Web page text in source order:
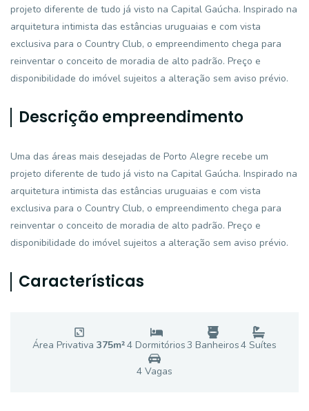
projeto diferente de tudo já visto na Capital Gaúcha. Inspirado na
arquitetura intimista das estâncias uruguaias e com vista
exclusiva para o Country Club, o empreendimento chega para
reinventar o conceito de moradia de alto padrão. Preço e
disponibilidade do imóvel sujeitos a alteração sem aviso prévio.
Descrição empreendimento
Uma das áreas mais desejadas de Porto Alegre recebe um
projeto diferente de tudo já visto na Capital Gaúcha. Inspirado na
arquitetura intimista das estâncias uruguaias e com vista
exclusiva para o Country Club, o empreendimento chega para
reinventar o conceito de moradia de alto padrão. Preço e
disponibilidade do imóvel sujeitos a alteração sem aviso prévio.
Características
Área Privativa 375m²4 Dormitórios3 Banheiros4 Suítes
4 Vagas